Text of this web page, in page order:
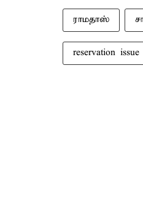
ராமதாஸ்
reservation issue